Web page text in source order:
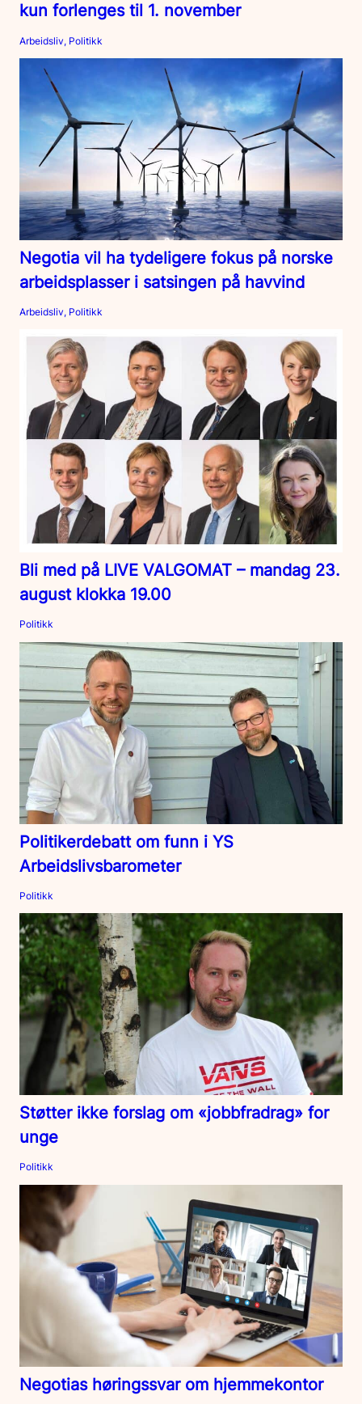
kun forlenges til 1. november
Arbeidsliv, Politikk
Negotia vil ha tydeligere fokus på norske
arbeidsplasser i satsingen på havvind
Arbeidsliv, Politikk
Bli med på LIVE VALGOMAT – mandag 23.
august klokka 19.00
Politikk
Politikerdebatt om funn i YS
Arbeidslivsbarometer
Politikk
Støtter ikke forslag om «jobbfradrag» for
unge
Politikk
Negotias høringssvar om hjemmekontor